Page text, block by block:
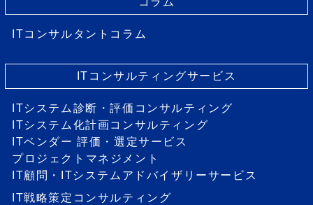
ITコンサルタントコラム
ITコンサルティングサービス
ITシステム診断・評価コンサルティング
ITシステム化計画コンサルティング
ITベンダー 評価・選定サービス
プロジェクトマネジメント
IT顧問・ITシステムアドバイザリーサービス
IT戦略策定コンサルティング